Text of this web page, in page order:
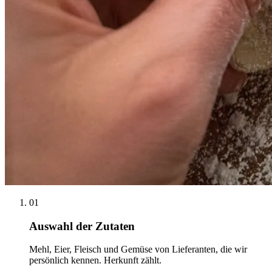
01
Auswahl der Zutaten
Mehl, Eier, Fleisch und Gemüse von Lieferanten, die wir
persönlich kennen. Herkunft zählt.